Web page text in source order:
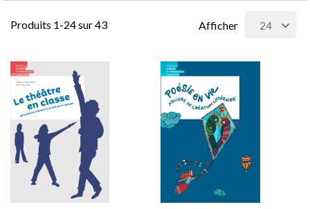
Produits 1-24sur43 Afficher